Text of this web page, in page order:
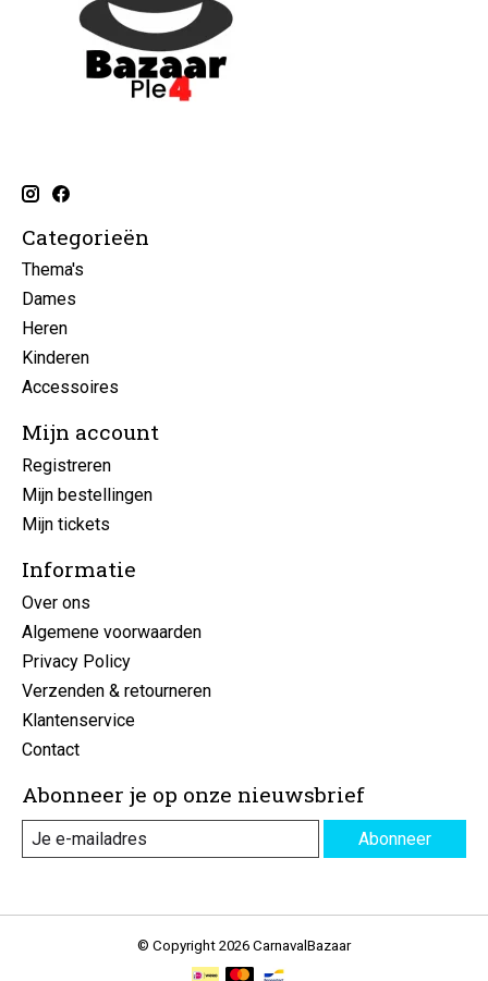
Categorieën
Thema's
Dames
Heren
Kinderen
Accessoires
Mijn account
Registreren
Mijn bestellingen
Mijn tickets
Informatie
Over ons
Algemene voorwaarden
Privacy Policy
Verzenden & retourneren
Klantenservice
Contact
Abonneer je op onze nieuwsbrief
Abonneer
© Copyright 2026 CarnavalBazaar